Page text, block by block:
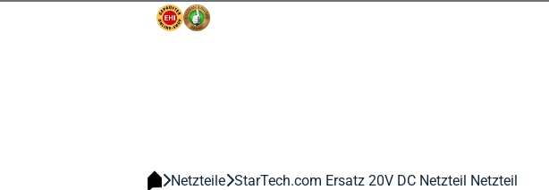
Netzteile StarTech.com Ersatz 20V DC Netzteil Netzteil